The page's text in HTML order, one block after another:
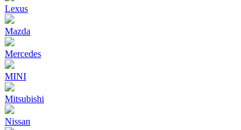
Lexus
Mazda
Mercedes
MINI
Mitsubishi
Nissan